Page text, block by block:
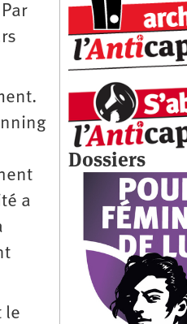
a
le
Dossiers